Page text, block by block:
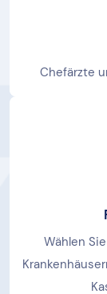
Chefärzte
Wählen